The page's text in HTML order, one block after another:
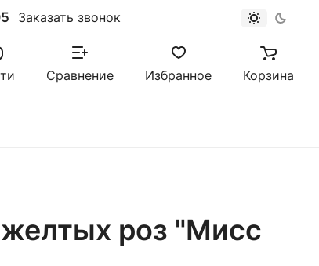
Заказать звонок
Сравнение Избранное Корзина
роз "Мисс